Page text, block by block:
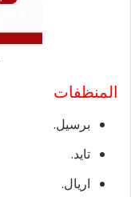
المنظفات
برسيل.
تايد.
اريال.